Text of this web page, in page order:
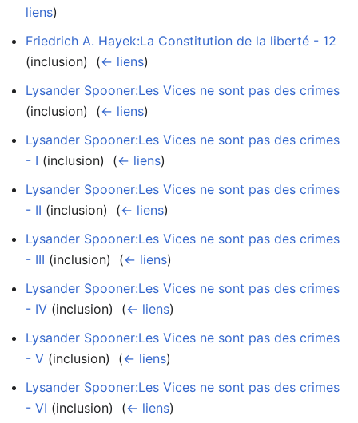
liens)
Friedrich A. Hayek:La Constitution de la liberté - 12
(inclusion) ‎ (← liens)
Lysander Spooner:Les Vices ne sont pas des crimes
(inclusion) ‎ (← liens)
Lysander Spooner:Les Vices ne sont pas des crimes
- I (inclusion) ‎ (← liens)
Lysander Spooner:Les Vices ne sont pas des crimes
- II (inclusion) ‎ (← liens)
Lysander Spooner:Les Vices ne sont pas des crimes
- III (inclusion) ‎ (← liens)
Lysander Spooner:Les Vices ne sont pas des crimes
- IV (inclusion) ‎ (← liens)
Lysander Spooner:Les Vices ne sont pas des crimes
- V (inclusion) ‎ (← liens)
Lysander Spooner:Les Vices ne sont pas des crimes
- VI (inclusion) ‎ (← liens)